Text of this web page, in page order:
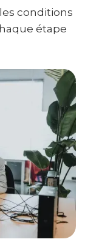
conditions
étape